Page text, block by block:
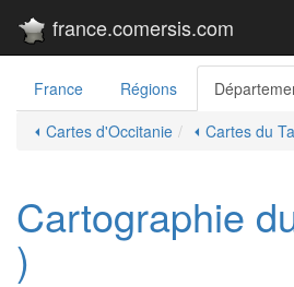
france.comersis.com
France Régions
⏴ Cartes d'Occitanie
⏴ Cartes du
Cartographie
)